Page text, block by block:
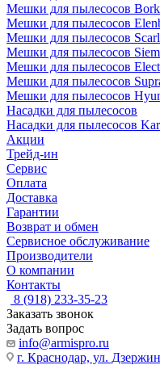
Мешки для пылесосов Bork
Мешки для пылесосов
Мешки для пылесосов
Мешки для пылесосов
Мешки для пылесосов
Мешки для пылесосов
Мешки для пылесосов
Насадки для пылесосов
Насадки для пылесосов
Акции
Трейд-ин
Сервис
Оплата
Доставка
Гарантии
Возврат и обмен
Сервисное обслуживание
Производители
О компании
Контакты
8 (918) 233-35-23
Заказать звонок
Задать вопрос
info@armispro.ru
г. Краснодар, ул.